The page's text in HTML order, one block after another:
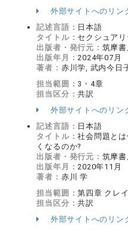
外部サイトへのリン
記述言語： 日本語
タイトル： セクシュア
出版者・発行元： 筑摩書
出版年月：2024年07月
著者： 赤川学, 武内今日
担当範囲： 3・4章
担当区分：共訳
外部サイトへのリン
記述言語： 日本語
タイトル：社会問題と
くなるのか?
出版者・発行元： 筑摩書
出版年月：2020年11月
著者： 赤川 学
担当範囲：第四章 クレ
担当区分：共訳
外部サイトへのリン